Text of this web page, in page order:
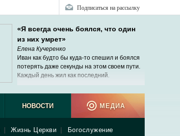
Подписаться на рассылку
«Я всегда очень боялся, что один
из них умрет»
Елена Кучеренко
Иван как будто бы куда-то спешил и боялся
потерять даже секунды на этом своем пути.
Каждый день жил как последний.
Жизнь Церкви Богослужение
НОВОСТИ МЕДИА